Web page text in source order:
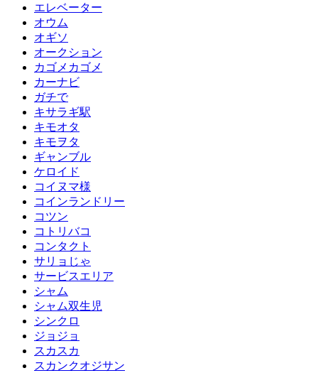
エレベーター
オウム
オギソ
オークション
カゴメカゴメ
カーナビ
ガチで
キサラギ駅
キモオタ
キモヲタ
ギャンブル
ケロイド
コイヌマ様
コインランドリー
コツン
コトリバコ
コンタクト
サリョじゃ
サービスエリア
シャム
シャム双生児
シンクロ
ジョジョ
スカスカ
スカンクオジサン